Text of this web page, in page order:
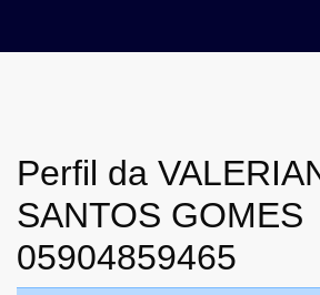
Perfil da
SANTOS GOMES
05904859465